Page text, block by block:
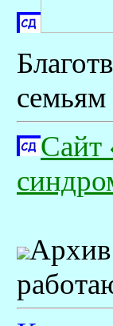
Сайт